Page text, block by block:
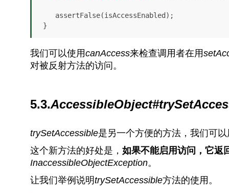
}
我们可以使用canAccess来检查调用者在用
对被反射方法的访问。
5.3.
trySetAccessible是另一个方便的方法，我们可
这个新方法的好处是， 如果不能启用访问，它返
InaccessibleObjectException。
让我们举例说明trySetAccessible方法的使用。